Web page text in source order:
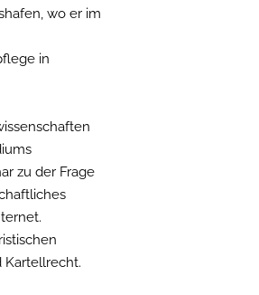
wo er im
in
zu der Frage
Kartellrecht.